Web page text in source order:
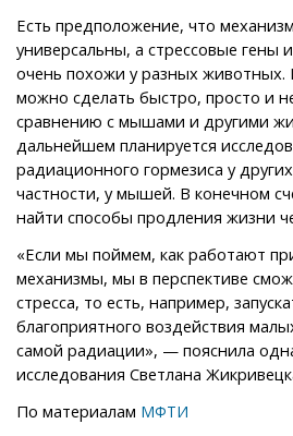
Есть предположение, что
универсальны, а стрессовые гены
очень похожи у разных животных.
можно сделать быстро, просто и
сравнению с мышами и другими
дальнейшем планируется
радиационного гормезиса у
частности, у мышей. В конечном
найти способы продления жизни
«Если мы поймем, как работают
механизмы, мы в перспективе
стресса, то есть, например,
благоприятного воздействия
самой радиации», — пояснила
исследования Светлана
По материалам МФТИ